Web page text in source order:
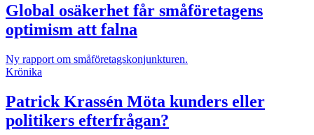
Global osäkerhet får småföretagens
optimism att falna
Ny rapport om småföretagskonjunkturen.
Krönika
Patrick Krassén Möta kunders eller
politikers efterfrågan?